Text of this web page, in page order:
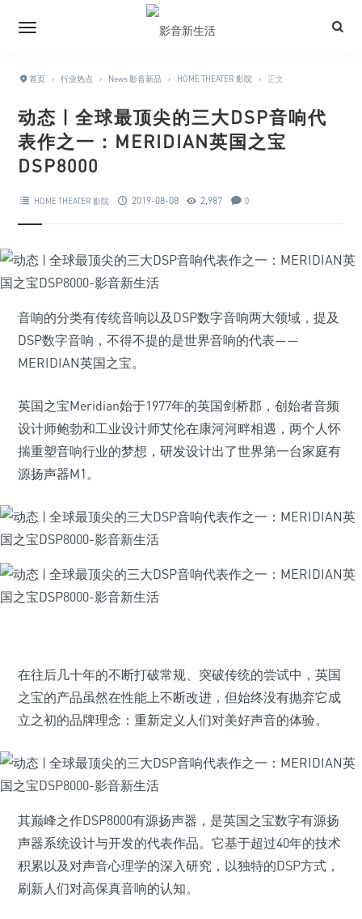
首页 › 行业热点 › News 影音新品 › HOME THEATER 影院 › 正文
动态 | 全球最顶尖的三大DSP音响代
表作之一：MERIDIAN英国之宝
DSP8000
HOME THEATER 影院 2019-08-08 2,987 0
音响的分类有传统音响以及DSP数字音响两大领域，提及
DSP数字音响，不得不提的是世界音响的代表——
MERIDIAN英国之宝。
英国之宝Meridian始于1977年的英国剑桥郡，创始者音频
设计师鲍勃和工业设计师艾伦在康河河畔相遇，两个人怀
揣重塑音响行业的梦想，研发设计出了世界第一台家庭有
源扬声器M1。
在往后几十年的不断打破常规、突破传统的尝试中，英国
之宝的产品虽然在性能上不断改进，但始终没有抛弃它成
立之初的品牌理念：重新定义人们对美好声音的体验。
其巅峰之作DSP8000有源扬声器，是英国之宝数字有源扬
声器系统设计与开发的代表作品。它基于超过40年的技术
积累以及对声音心理学的深入研究，以独特的DSP方式，
刷新人们对高保真音响的认知。